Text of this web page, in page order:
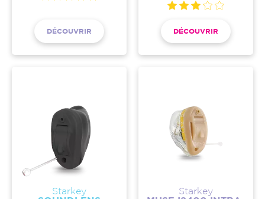
DÉCOUVRIR DÉCOUVRIR
Starkey
Starkey